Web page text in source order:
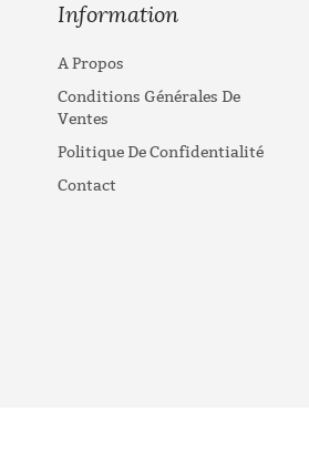
Information
A Propos
Conditions Générales De
Ventes
Politique De Confidentialité
Contact